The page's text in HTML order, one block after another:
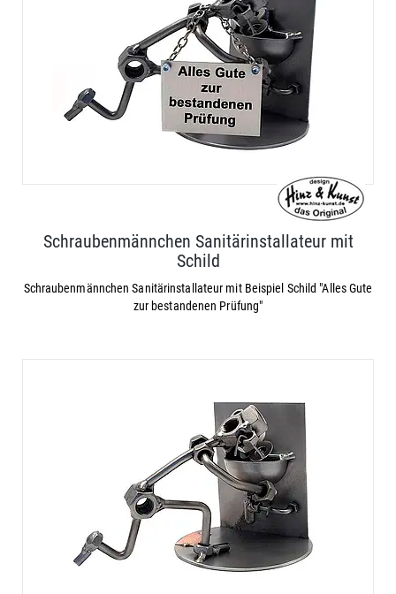
Schraubenmännchen Sanitärinstallateur mit
Schild
Schraubenmännchen Sanitärinstallateur mit Beispiel Schild "Alles Gute
zur bestandenen Prüfung"